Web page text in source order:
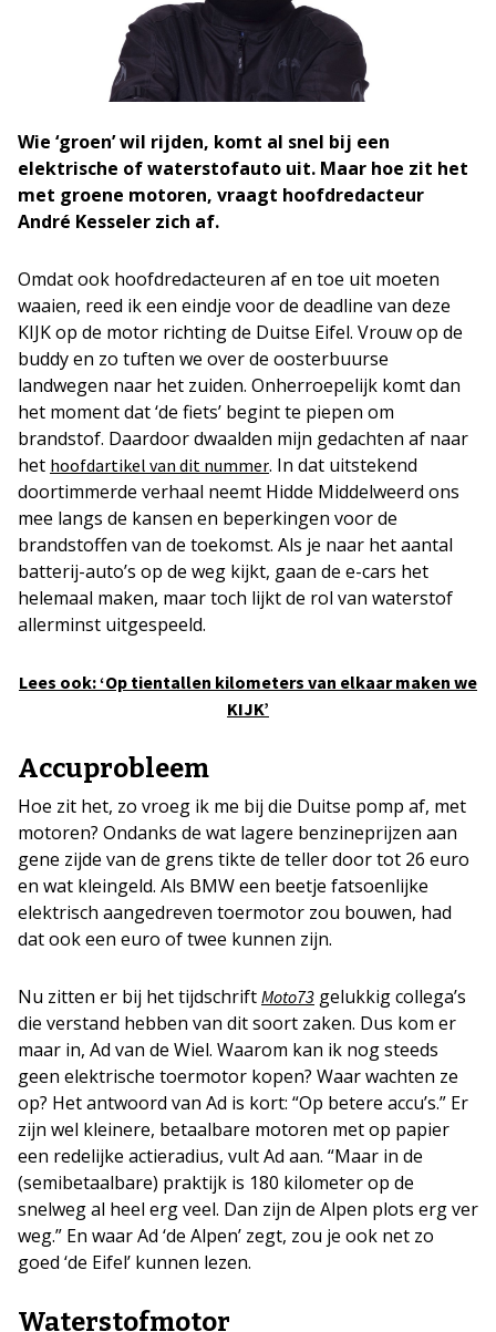
Wie ‘groen’ wil rijden, komt al snel bij een
elektrische of waterstofauto uit. Maar hoe zit het
met groene motoren, vraagt hoofdredacteur
André Kesseler zich af.
Omdat ook hoofdredacteuren af en toe uit moeten
waaien, reed ik een eindje voor de deadline van deze
KIJK op de motor richting de Duitse Eifel. Vrouw op de
buddy en zo tuften we over de oosterbuurse
landwegen naar het zuiden. Onherroepelijk komt dan
het moment dat ‘de fiets’ begint te piepen om
brandstof. Daardoor dwaalden mijn gedachten af naar
het hoofdartikel van dit nummer. In dat uitstekend
doortimmerde verhaal neemt Hidde Middelweerd ons
mee langs de kansen en beperkingen voor de
brandstoffen van de toekomst. Als je naar het aantal
batterij-auto’s op de weg kijkt, gaan de e-cars het
helemaal maken, maar toch lijkt de rol van waterstof
allerminst uitgespeeld.
Lees ook: ‘Op tientallen kilometers van elkaar maken we
KIJK’
Accuprobleem
Hoe zit het, zo vroeg ik me bij die Duitse pomp af, met
motoren? Ondanks de wat lagere benzineprijzen aan
gene zijde van de grens tikte de teller door tot 26 euro
en wat kleingeld. Als BMW een beetje fatsoenlijke
elektrisch aangedreven toermotor zou bouwen, had
dat ook een euro of twee kunnen zijn.
Nu zitten er bij het tijdschrift Moto73 gelukkig collega’s
die verstand hebben van dit soort zaken. Dus kom er
maar in, Ad van de Wiel. Waarom kan ik nog steeds
geen elektrische toermotor kopen? Waar wachten ze
op? Het antwoord van Ad is kort: “Op betere accu’s.” Er
zijn wel kleinere, betaalbare motoren met op papier
een redelijke actieradius, vult Ad aan. “Maar in de
(semibetaalbare) praktijk is 180 kilometer op de
snelweg al heel erg veel. Dan zijn de Alpen plots erg ver
weg.” En waar Ad ‘de Alpen’ zegt, zou je ook net zo
goed ‘de Eifel’ kunnen lezen.
Waterstofmotor